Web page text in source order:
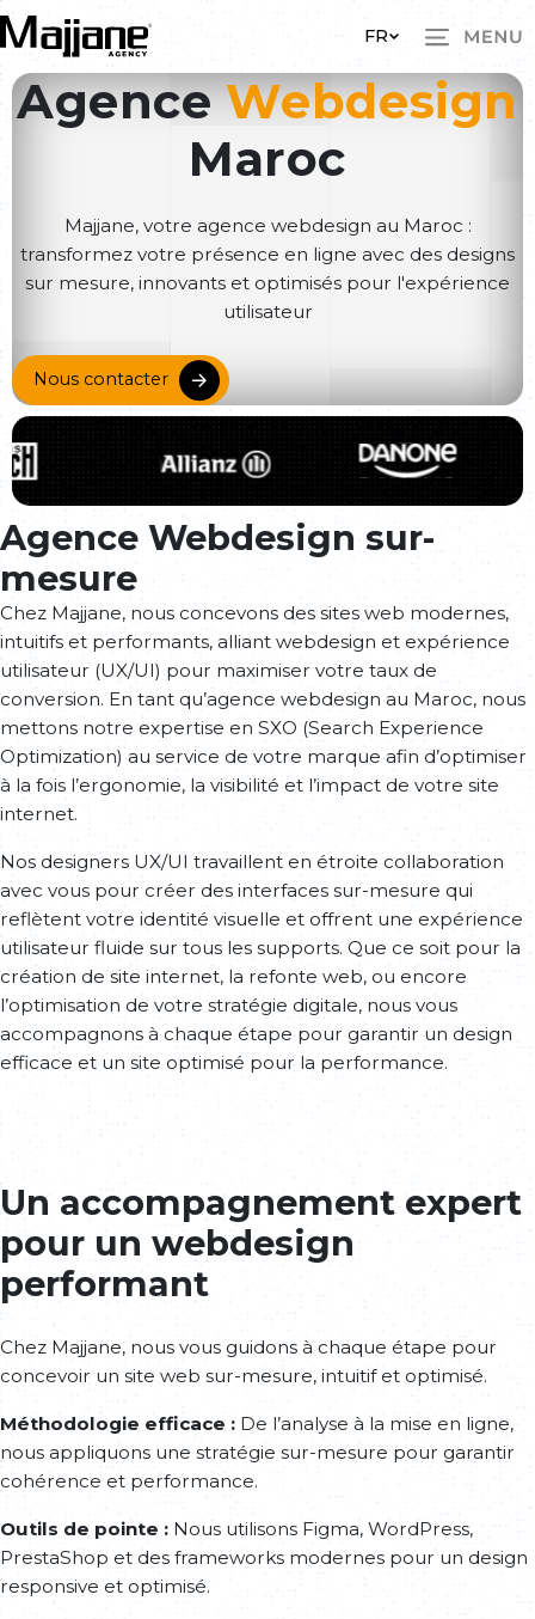
Skip to main content
FR
AgenceWebdesign
Maroc
Majjane, votre agence webdesign au Maroc :
transformez votre présence en ligne avec des designs
sur mesure, innovants et optimisés pour l'expérience
utilisateur
Nous contacter
Agence Webdesign sur-
mesure
Chez Majjane, nous concevons des sites web modernes,
intuitifs et performants, alliant webdesign et expérience
utilisateur (UX/UI) pour maximiser votre taux de
conversion. En tant qu’agence webdesign au Maroc, nous
mettons notre expertise en SXO (Search Experience
Optimization) au service de votre marque afin d’optimiser
à la fois l’ergonomie, la visibilité et l’impact de votre site
internet.
Nos designers UX/UI travaillent en étroite collaboration
avec vous pour créer des interfaces sur-mesure qui
reflètent votre identité visuelle et offrent une expérience
utilisateur fluide sur tous les supports. Que ce soit pour la
création de site internet, la refonte web, ou encore
l’optimisation de votre stratégie digitale, nous vous
accompagnons à chaque étape pour garantir un design
efficace et un site optimisé pour la performance.
Un accompagnement expert
pour un webdesign
performant
Chez Majjane, nous vous guidons à chaque étape pour
concevoir un site web sur-mesure, intuitif et optimisé.
Méthodologie efficace : De l’analyse à la mise en ligne,
nous appliquons une stratégie sur-mesure pour garantir
cohérence et performance.
Outils de pointe : Nous utilisons Figma, WordPress,
PrestaShop et des frameworks modernes pour un design
responsive et optimisé.